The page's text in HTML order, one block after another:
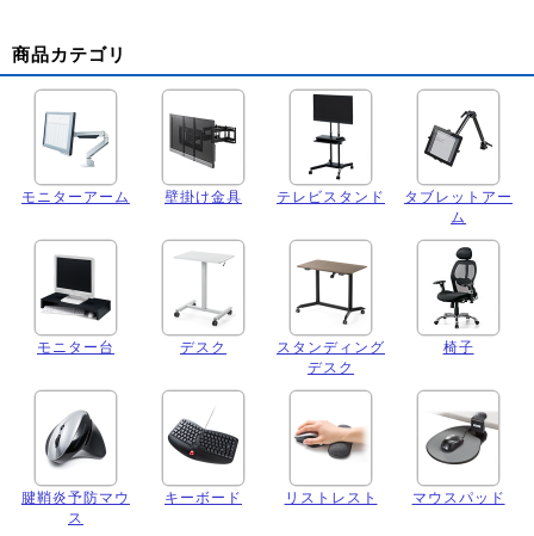
商品カテゴリ
モニターアーム 壁掛け金具 テレビスタンド
タブレットアー
ム
モニター台 デスク
スタンディング
デスク
椅子
腱鞘炎予防マウ
ス
キーボード リストレスト マウスパッド